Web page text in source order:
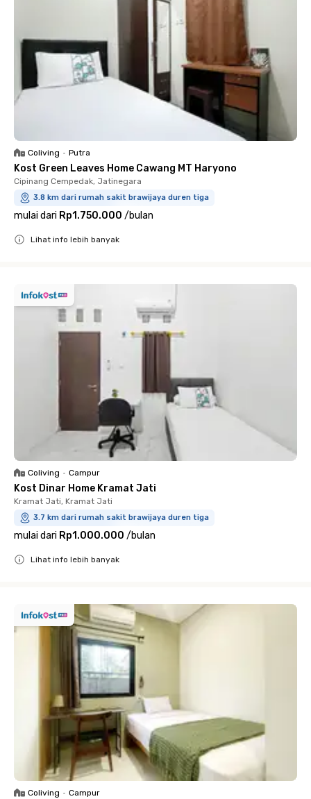
Coliving • Putra
Kost Green Leaves Home Cawang MT Haryono
Cipinang Cempedak, Jatinegara
3.8 km dari rumah sakit brawijaya duren tiga
mulai dari Rp1.750.000 /bulan
Lihat info lebih banyak
Coliving • Campur
Kost Dinar Home Kramat Jati
Kramat Jati, Kramat Jati
3.7 km dari rumah sakit brawijaya duren tiga
mulai dari Rp1.000.000 /bulan
Lihat info lebih banyak
Coliving • Campur